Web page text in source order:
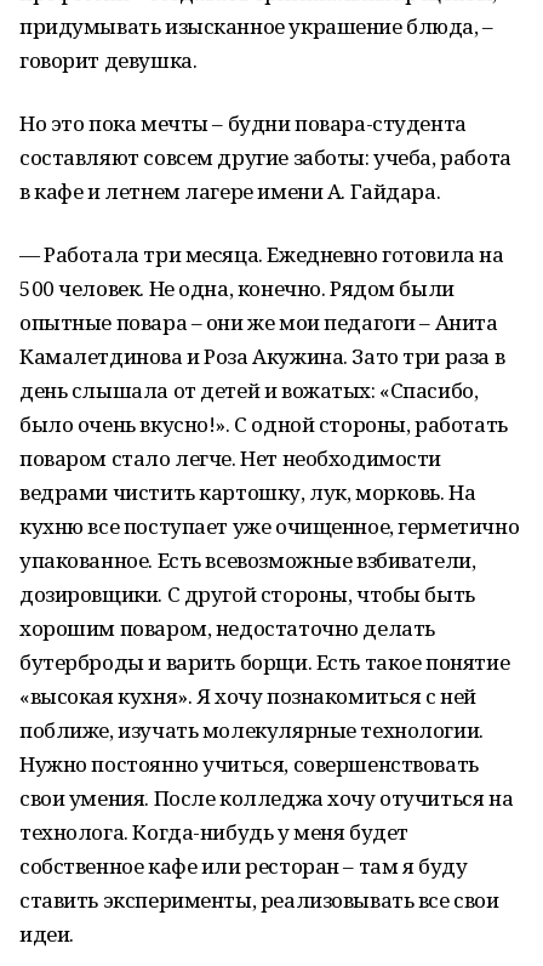
придумывать изысканное украшение блюда, –
говорит девушка.
Но это пока мечты – будни повара-студента
составляют совсем другие заботы: учеба, работа
в кафе и летнем лагере имени А. Гайдара.
— Работала три месяца. Ежедневно готовила на
500 человек. Не одна, конечно. Рядом были
опытные повара – они же мои педагоги – Анита
Камалетдинова и Роза Акужина. Зато три раза в
день слышала от детей и вожатых: «Спасибо,
было очень вкусно!». С одной стороны, работать
поваром стало легче. Нет необходимости
ведрами чистить картошку, лук, морковь. На
кухню все поступает уже очищенное, герметично
упакованное. Есть всевозможные взбиватели,
дозировщики. С другой стороны, чтобы быть
хорошим поваром, недостаточно делать
бутерброды и варить борщи. Есть такое понятие
«высокая кухня». Я хочу познакомиться с ней
поближе, изучать молекулярные технологии.
Нужно постоянно учиться, совершенствовать
свои умения. После колледжа хочу отучиться на
технолога. Когда-нибудь у меня будет
собственное кафе или ресторан – там я буду
ставить эксперименты, реализовывать все свои
идеи.